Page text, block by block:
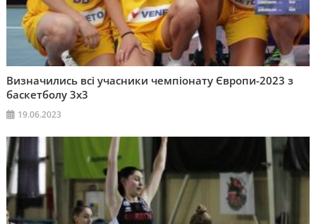
Визначились всі учасники чемпіонату Європи-2023 з
баскетболу 3х3
19.06.2023